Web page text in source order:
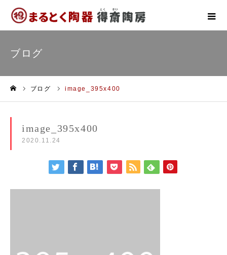
ブログ
ブログ image_395x400
image_395x400
2020.11.24